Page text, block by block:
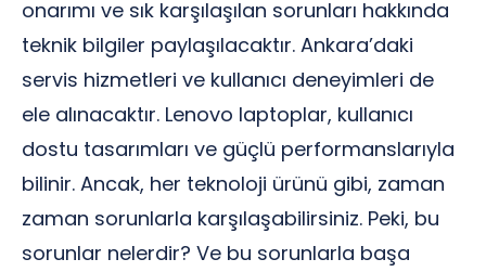
onarımı ve sık karşılaşılan sorunları hakkında
teknik bilgiler paylaşılacaktır. Ankara’daki
servis hizmetleri ve kullanıcı deneyimleri de
ele alınacaktır. Lenovo laptoplar, kullanıcı
dostu tasarımları ve güçlü performanslarıyla
bilinir. Ancak, her teknoloji ürünü gibi, zaman
zaman sorunlarla karşılaşabilirsiniz. Peki, bu
sorunlar nelerdir? Ve bu sorunlarla başa